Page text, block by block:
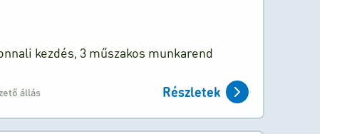
kezdés, 3 műszakos munkarend
állás Részletek